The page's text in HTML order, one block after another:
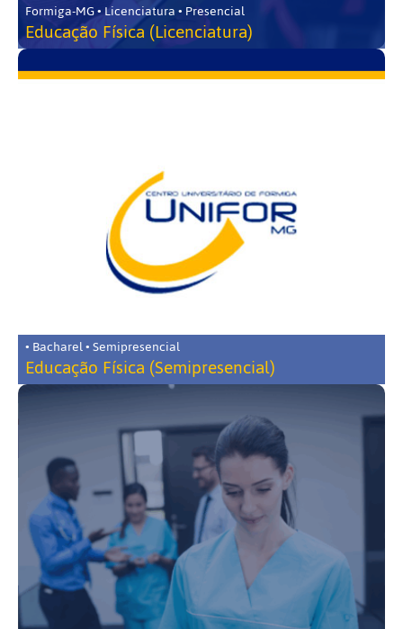
Formiga-MG • Licenciatura • Presencial
Educação Física (Licenciatura)
• Bacharel • Semipresencial
Educação Física (Semipresencial)